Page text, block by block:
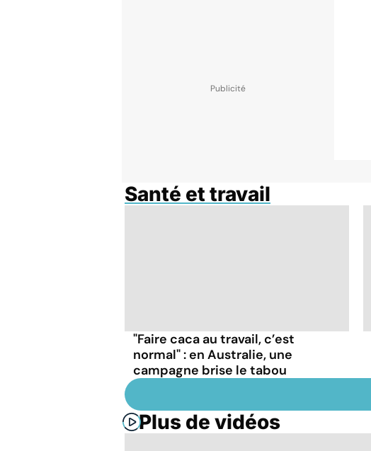
Santé et travail
"Faire caca au travail, c’est
normal" : en Australie, une
campagne brise le tabou
Plus de vidéos